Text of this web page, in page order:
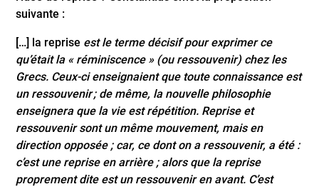
suivante :
[…] la reprise est le terme décisif pour exprimer ce
qu’était la « réminiscence » (ou ressouvenir) chez les
Grecs. Ceux-ci enseignaient que toute connaissance est
un ressouvenir ; de même, la nouvelle philosophie
enseignera que la vie est répétition. Reprise et
ressouvenir sont un même mouvement, mais en
direction opposée ; car, ce dont on a ressouvenir, a été :
c’est une reprise en arrière ; alors que la reprise
proprement dite est un ressouvenir en avant. C’est